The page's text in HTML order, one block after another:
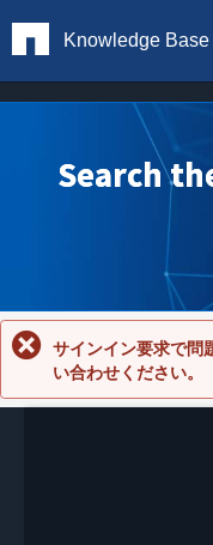
Knowledge Base
Search
サインイン要求で問
い合わせください。